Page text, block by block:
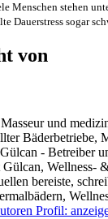
Menschen stehen
Dauerstress sogar
von
und
Bäderbetriebe,
- Betreiber
Wellness-
bereiste,
Profil: